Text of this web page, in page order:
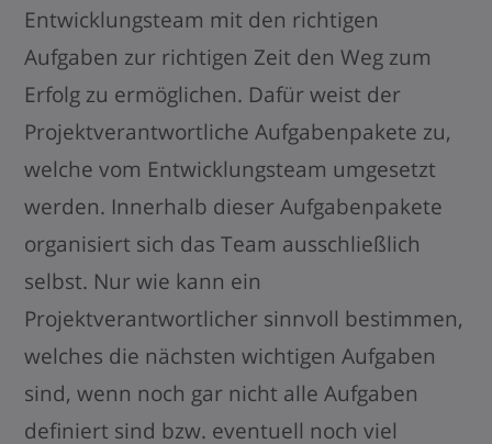
Entwicklungsteam mit den richtigen
Aufgaben zur richtigen Zeit den Weg zum
Erfolg zu ermöglichen. Dafür weist der
Projektverantwortliche Aufgabenpakete zu,
welche vom Entwicklungsteam umgesetzt
werden. Innerhalb dieser Aufgabenpakete
organisiert sich das Team ausschließlich
selbst. Nur wie kann ein
Projektverantwortlicher sinnvoll bestimmen,
welches die nächsten wichtigen Aufgaben
sind, wenn noch gar nicht alle Aufgaben
definiert sind bzw. eventuell noch viel